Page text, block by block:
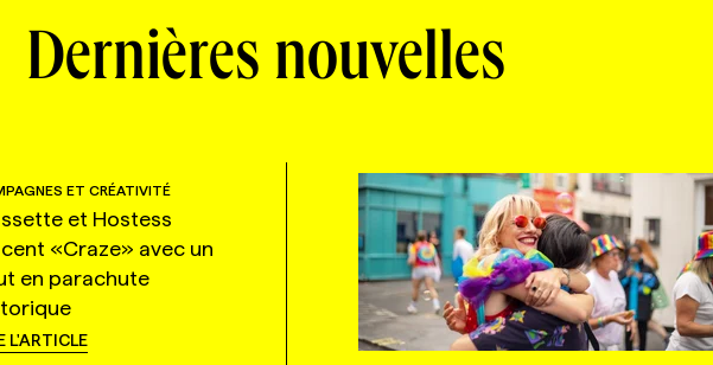
Dernières nouvelles
ET CRÉATIVITÉ
et Hostess
«Craze» avec un
en parachute
L'ARTICLE